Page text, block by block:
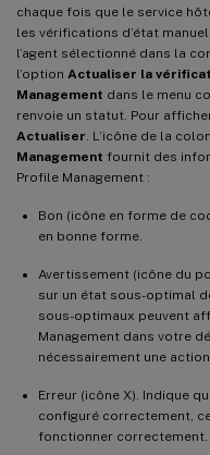
chaque fois que le service
les vérifications d’état
l’agent sélectionné dans la
l’option Actualiser la
Management dans le menu
renvoie un statut. Pour
Actualiser . L’icône de la
Management fournit des
Profile Management :
Bon (icône en forme de
en bonne forme.
Avertissement (icône du
sur un état sous-optimal
sous-optimaux peuvent
Management dans votre
nécessairement une
Erreur (icône X). Indique
configuré correctement,
fonctionner correctement.